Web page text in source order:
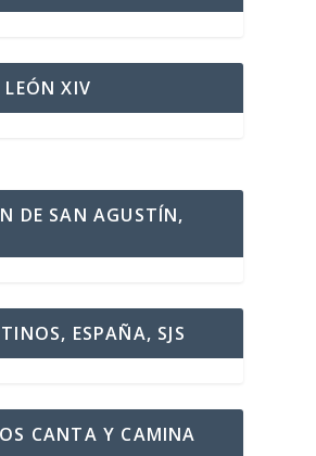
XIV
DE SAN AGUSTÍN,
ESPAÑA, SJS
CANTA Y CAMINA